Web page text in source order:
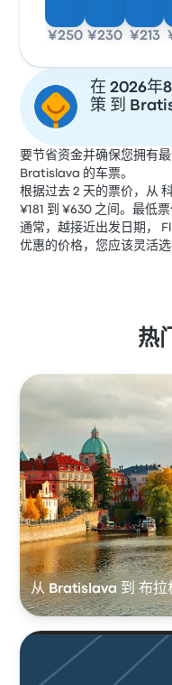
¥250 ¥230 ¥213
在 2026年
策 到
要节省资金并确保您拥有
Bratislava 的车票。
根据过去 2 天的票价，从
¥181 到 ¥630 之间。最低
通常，越接近出发日期，
优惠的价格，您应该灵活选
热
从 Bratislava 到 布拉